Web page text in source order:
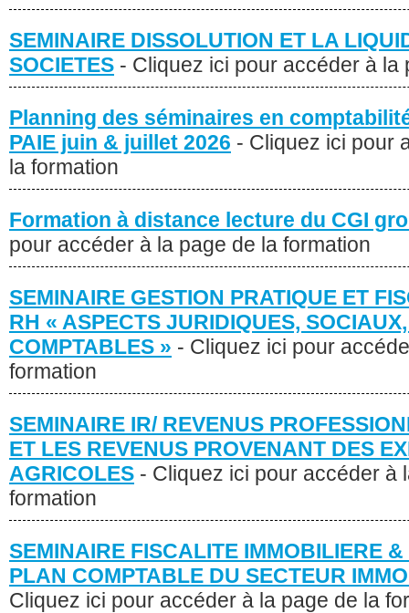
SEMINAIRE DISSOLUTION ET LA
SOCIETES - Cliquez ici pour accéder à la
Planning des séminaires en
PAIE juin & juillet 2026 - Cliquez ici pour
la formation
Formation à distance lecture du CGI
pour accéder à la page de la formation
SEMINAIRE GESTION PRATIQUE ET
RH « ASPECTS JURIDIQUES,
COMPTABLES » - Cliquez ici pour
formation
SEMINAIRE IR/ REVENUS
ET LES REVENUS PROVENANT DES
AGRICOLES - Cliquez ici pour accéder à
formation
SEMINAIRE FISCALITE IMMOBILIERE
PLAN COMPTABLE DU SECTEUR
Cliquez ici pour accéder à la page de la